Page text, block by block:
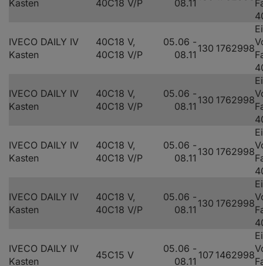
Kasten
40C18 V/P
08.11
IVECO DAILY IV
Kasten
40C18 V,
40C18 V/P
05.06 -
08.11
130 1762998
IVECO DAILY IV
Kasten
40C18 V,
40C18 V/P
05.06 -
08.11
130 1762998
IVECO DAILY IV
Kasten
40C18 V,
40C18 V/P
05.06 -
08.11
130 1762998
IVECO DAILY IV
Kasten
40C18 V,
40C18 V/P
05.06 -
08.11
130 1762998
IVECO DAILY IV
Kasten
45C15 V
05.06 -
08.11
107 1462998